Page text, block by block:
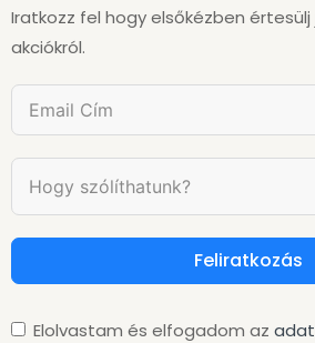
Iratkozz fel hogy elsőkézben értesülj
akciókról.
Feliratkozás
Elolvastam és elfogadom az